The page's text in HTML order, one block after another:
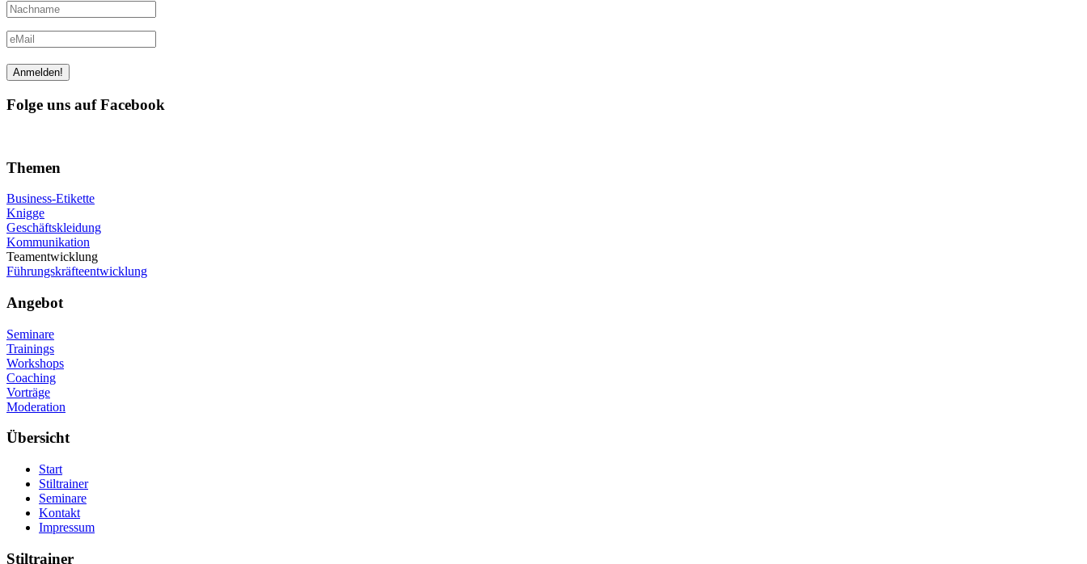
Folge uns auf Facebook
Themen
Business-Etikette
Knigge
Geschäftskleidung
Kommunikation
Teamentwicklung
Führungskräfteentwicklung
Angebot
Seminare
Trainings
Workshops
Coaching
Vorträge
Moderation
Übersicht
Start
Stiltrainer
Seminare
Kontakt
Impressum
Stiltrainer